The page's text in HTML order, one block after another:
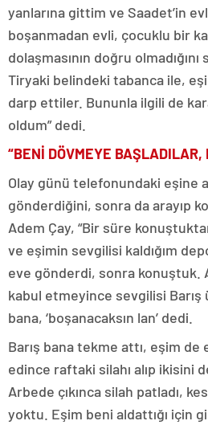
yanlarına gittim ve Saadet’in
boşanmadan evli, çocuklu bir
dolaşmasının doğru
Tiryaki belindeki tabanca ile,
darp ettiler. Bununla ilgili de
oldum” dedi.
“BENİ DÖVMEYE BAŞLADILAR,
Olay günü telefonundaki eşine
gönderdiğini, sonra da arayıp
Adem Çay, “Bir süre
ve eşimin sevgilisi kaldığım
eve gönderdi, sonra konuştuk.
kabul etmeyince sevgilisi Barış
bana, ‘boşanacaksın lan’ dedi.
Barış bana tekme attı, eşim
edince raftaki silahı alıp ikisini
Arbede çıkınca silah patladı,
yoktu. Eşim beni aldattığı için